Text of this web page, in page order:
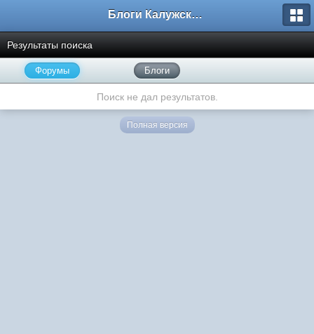
Блоги Калужского перекрестка
Результаты поиска
Форумы Блоги
Поиск не дал результатов.
Полная версия